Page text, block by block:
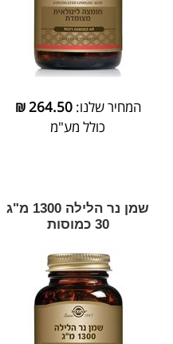
המחיר שלנו:264.50
₪
כולל מע"מ
שמן נר הלילה 1300 מ"ג
30 כמוסות